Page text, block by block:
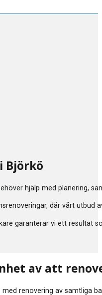
Björkö
hjälp med planering,
där vårt
garanterar vi ett resultat
av att
renovering av samtliga